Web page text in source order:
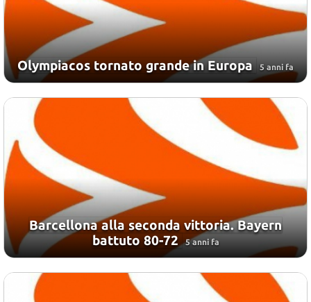
Olympiacos tornato grande in Europa 5 anni fa
Barcellona alla seconda vittoria. Bayern
battuto 80-72 5 anni fa